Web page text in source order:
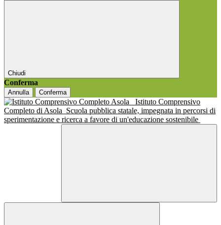
Chiudi
Conferma
Annulla Conferma
Istituto Comprensivo
Completo di Asola Scuola pubblica statale, impegnata in percorsi di
sperimentazione e ricerca a favore di un'educazione sostenibile